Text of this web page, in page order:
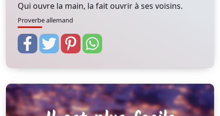
Qui ouvre la main, la fait ouvrir à ses voisins.
Proverbe allemand